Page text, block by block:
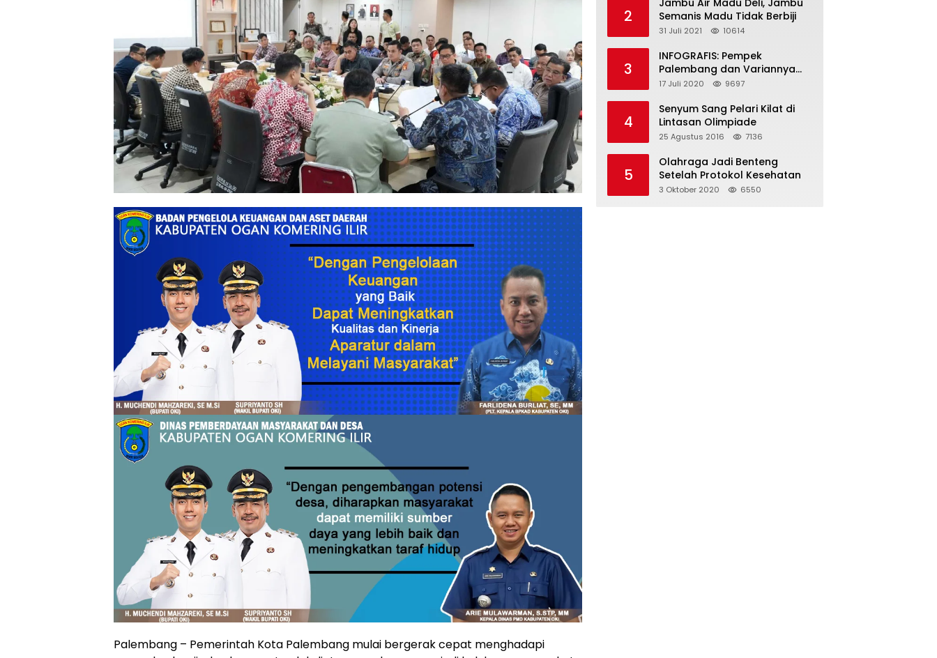
Palembang – Pemerintah Kota Palembang mulai bergerak cepat menghadapi
2
Jambu Air Madu Deli, Jambu
Semanis Madu Tidak Berbiji
31 Juli 2021 10614
3
INFOGRAFIS: Pempek
Palembang dan Variannya
yang Melegenda
17 Juli 2020 9697
4
Senyum Sang Pelari Kilat di
Lintasan Olimpiade
25 Agustus 2016 7136
5
Olahraga Jadi Benteng
Setelah Protokol Kesehatan
3 Oktober 2020 6550